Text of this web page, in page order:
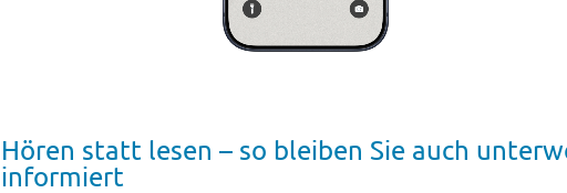
Hören statt lesen – so bleiben Sie auch
informiert